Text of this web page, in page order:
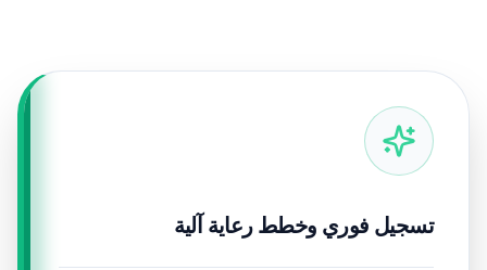
تسجيل فوري وخطط رعاية آلية